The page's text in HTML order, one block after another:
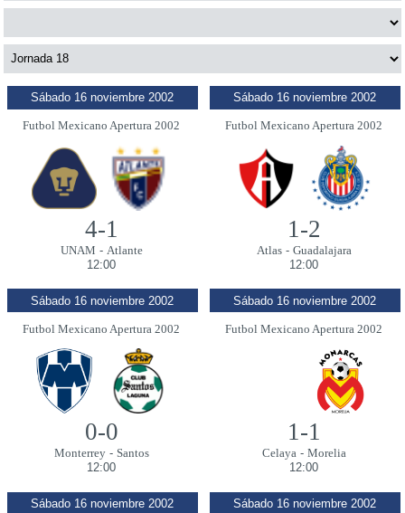
Sábado 16 noviembre 2002
Futbol Mexicano Apertura 2002
4-1
UNAM - Atlante
12:00
Sábado 16 noviembre 2002
Futbol Mexicano Apertura 2002
1-2
Atlas- Guadalajara
12:00
Sábado 16 noviembre 2002
Futbol Mexicano Apertura 2002
0-0
Monterrey- Santos
12:00
Sábado 16 noviembre 2002
Futbol Mexicano Apertura 2002
1-1
Celaya- Morelia
12:00
Sábado 16 noviembre 2002 Sábado 16 noviembre 2002